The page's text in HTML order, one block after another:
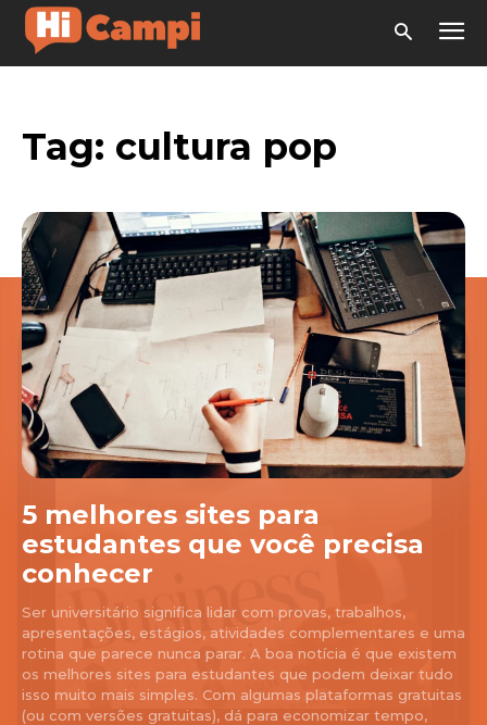
Tag: cultura pop
5 melhores sites para
estudantes que você precisa
conhecer
Ser universitário significa lidar com provas, trabalhos,
apresentações, estágios, atividades complementares e uma
rotina que parece nunca parar. A boa notícia é que existem
os melhores sites para estudantes que podem deixar tudo
isso muito mais simples. Com algumas plataformas gratuitas
(ou com versões gratuitas), dá para economizar tempo,